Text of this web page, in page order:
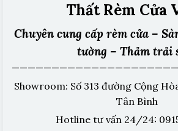
Thất Rèm Cửa
Chuyên cung cấp rèm cửa –
tường – Thảm trải
Showroom: Số 313 đường Cộng
Tân Bình
Hotline tư vấn 24/24: